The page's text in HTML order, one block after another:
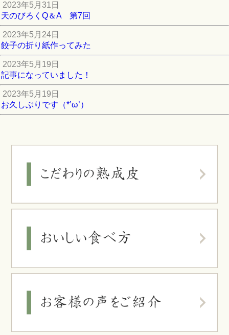
2023年5月31日
天のびろくQ＆A 第7回
2023年5月24日
餃子の折り紙作ってみた
2023年5月19日
記事になっていました！
2023年5月19日
お久しぶりです（*’ω’）